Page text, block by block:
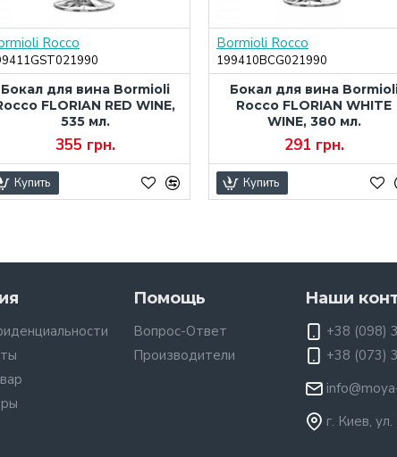
Rocco
Бокал для вина Bormioli
FLORIAN RED WINE,
535 мл.
355 грн.
Купить
Bormioli Rocco
199410BCG021990
Бокал для вина
Rocco FLORIAN WHITE
WINE, 380 мл.
291 грн.
Купить
Помощь
Вопрос-Ответ
Производители
Наши
+38 (098)
+38 (073)
г. Киев,